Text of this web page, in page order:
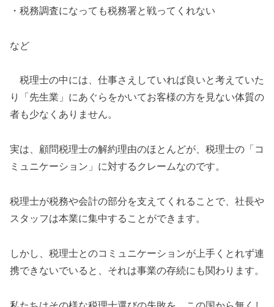
・税務調査になっても税務署と戦ってくれない
など
税理士の中には、仕事さえしていれば良いと考えていた
り「先生業」にあぐらをかいてお客様の方を見ない体質の
者も少なくありません。
実は、顧問税理士の解約理由のほとんどが、税理士の「コ
ミュニケーション」に対するクレームなのです。
税理士が税務や会計の部分を支えてくれることで、社長や
スタッフは本業に集中することができます。
しかし、税理士とのコミュニケーションが上手くとれず連
携できないでいると、それは事業の存続にも関わります。